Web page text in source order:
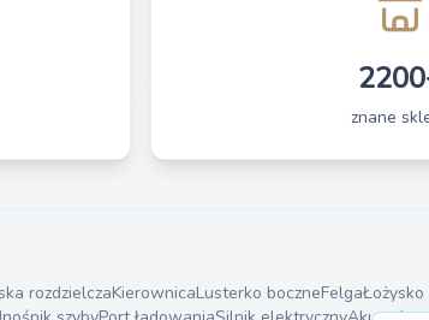
znane
rozdzielczaKierownicaLusterko boczneFelgaŁożysko